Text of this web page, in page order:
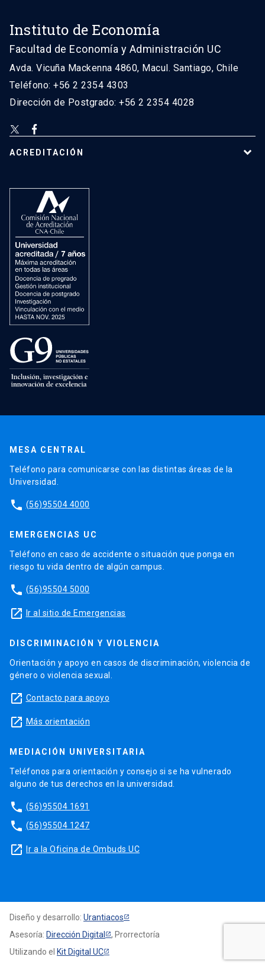
Instituto de Economía
Facultad de Economía y Administración UC
Avda. Vicuña Mackenna 4860, Macul. Santiago, Chile
Teléfono: +56 2 2354 4303
Dirección de Postgrado: +56 2 2354 4028
ACREDITACIÓN
MESA CENTRAL
Teléfono para comunicarse con las distintas áreas de la
Universidad.
phone (56)95504 4000
EMERGENCIAS UC
Teléfono en caso de accidente o situación que ponga en
riesgo tu vida dentro de algún campus.
phone (56)95504 5000
launch Ir al sitio de Emergencias
DISCRIMINACIÓN Y VIOLENCIA
Orientación y apoyo en casos de discriminación, violencia de
género o violencia sexual.
launch Contacto para apoyo
launch Más orientación
MEDIACIÓN UNIVERSITARIA
Teléfonos para orientación y consejo si se ha vulnerado
alguno de tus derechos en la universidad.
phone (56)95504 1691
phone (56)95504 1247
launch Ir a la Oficina de Ombuds UC
Diseño y desarrollo: Urantiacos
Asesoría: Dirección Digital
, Prorrectoría
Utilizando el Kit Digital UC